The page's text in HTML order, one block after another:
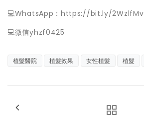
💻WhatsApp：https://bit.ly/2WzlfMv
💻微信yhzf0425
植髮醫院 植髮效果 女性植髮 植髮